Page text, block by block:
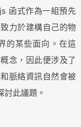
函式作為一組預先
力於建構自己的物
的某些面向。在這
念，因此便涉及了
脈絡資訊自然會被
討此議題。